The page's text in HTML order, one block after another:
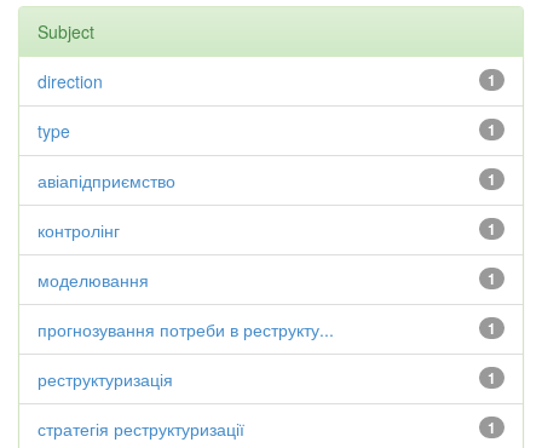
Subject
1
direction
1
type
1
авіапідприємство
1
контролінг
1
моделювання
1
прогнозування потреби в реструкту...
1
реструктуризація
1
стратегія реструктуризації